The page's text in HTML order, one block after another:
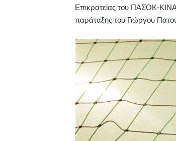
Επικρατείας του ΠΑΣΟΚ-
παράταξης του Γιώργου